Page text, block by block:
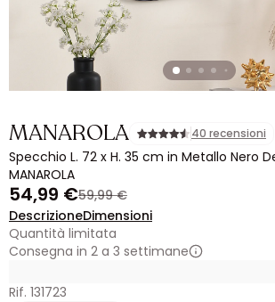
MANAROLA 40 recensioni
Specchio L. 72 x H. 35 cm in Metallo Nero
MANAROLA
54,99 €59,99 €
DescrizioneDimensioni
Quantità limitata
Consegna in 2 a 3 settimane
Rif. 131723